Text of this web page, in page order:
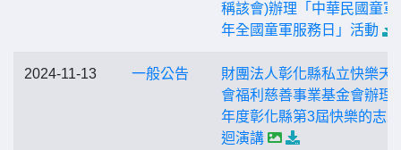
稱該會)辦理「中華民國童軍
年全國童軍服務日」活動
2024-11-13 一般公告
財團法人彰化縣私立快樂天
會福利慈善事業基金會辦理
年度彰化縣第3屆快樂的志
迴演講